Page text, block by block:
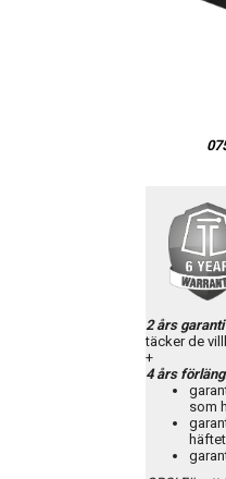
2 års garanti
täcker de
+
4 års
som
häftet